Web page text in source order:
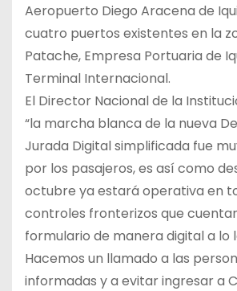
Aeropuerto Diego Aracena de
cuatro puertos existentes en la
Patache, Empresa Portuaria de
Terminal Internacional.
El Director Nacional de la
“la marcha blanca de la nueva
Jurada Digital simplificada fue
por los pasajeros, es así como
octubre ya estará operativa en
controles fronterizos que
formulario de manera digital a lo
Hacemos un llamado a las
informadas y a evitar ingresar a